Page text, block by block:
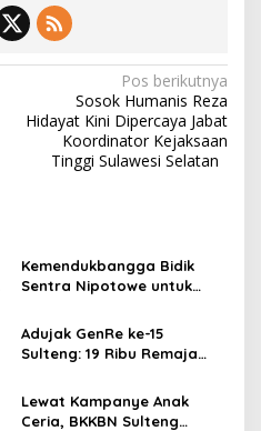
Pos berikutnya
Sosok Humanis Reza
Hidayat Kini Dipercaya Jabat
Koordinator Kejaksaan
Tinggi Sulawesi Selatan
Kemendukbangga Bidik
Sentra Nipotowe untuk
Adujak GenRe ke-15
Sulteng: 19 Ribu Remaja
Target Juara Nasional
September
Lewat Kampanye Anak
Ceria, BKKBN Sulteng